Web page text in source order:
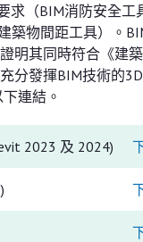
求（BIM消防安全工
築物間距工具）。
明其同時符合《建
分發揮BIM技術的
連結。
2023 及 2024)